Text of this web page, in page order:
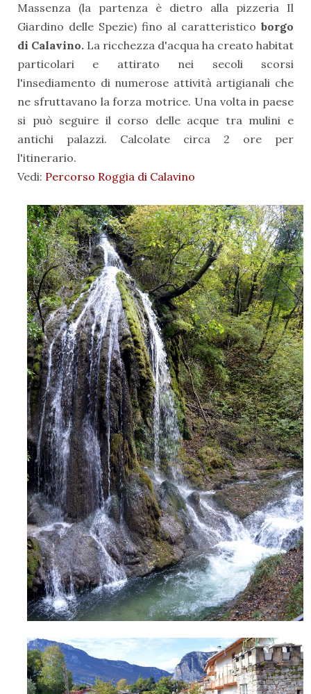
Massenza (la partenza è dietro alla pizzeria Il
Giardino delle Spezie) fino al caratteristico borgo
di Calavino. La ricchezza d'acqua ha creato habitat
particolari e attirato nei secoli scorsi
l'insediamento di numerose attività artigianali che
ne sfruttavano la forza motrice. Una volta in paese
si può seguire il corso delle acque tra mulini e
antichi palazzi. Calcolate circa 2 ore per
l'itinerario.
Vedi: Percorso Roggia di Calavino